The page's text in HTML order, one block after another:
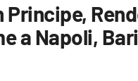
a Napoli,